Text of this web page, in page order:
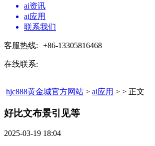
ai资讯
ai应用
联系我们
客服热线: +86-13305816468
在线联系:
hjc888黄金城官方网站 > ai应用 > > 正文
好比文布景引见等​
2025-03-19 18:04